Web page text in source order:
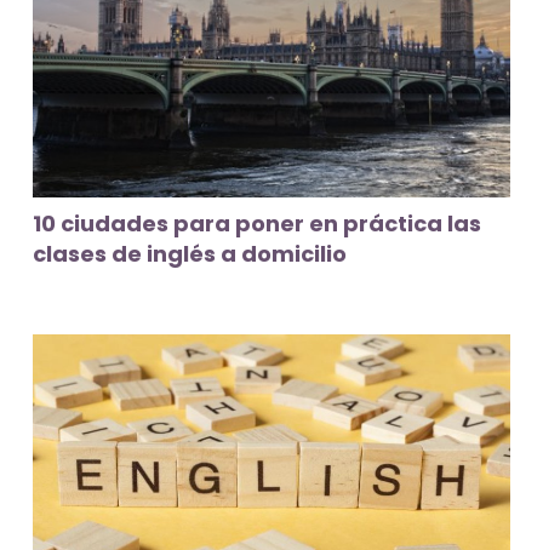
10 ciudades para poner en práctica las
clases de inglés a domicilio